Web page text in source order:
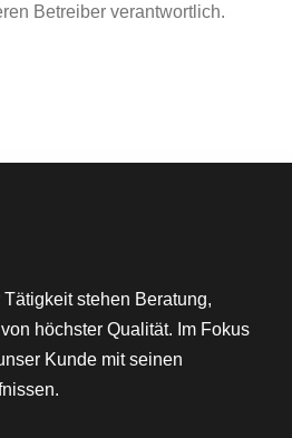
Betreiber verantwortlich.
Tätigkeit stehen Beratung,
höchster Qualität. Im Fokus
Kunde mit seinen